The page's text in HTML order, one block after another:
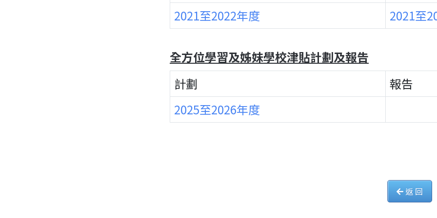
2021至2022年度
2021至
全方位學習及姊妹學校津貼計劃及報告
計劃
報告
2025至2026年度
返 回